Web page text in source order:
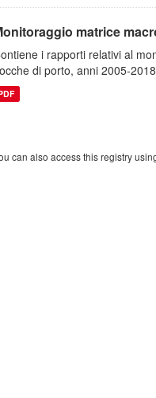
matrice
i rapporti relativi al
di porto, anni 2005-
can also access this registry